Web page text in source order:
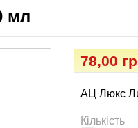
мл
78,00
АЦ Люкс
Кількість